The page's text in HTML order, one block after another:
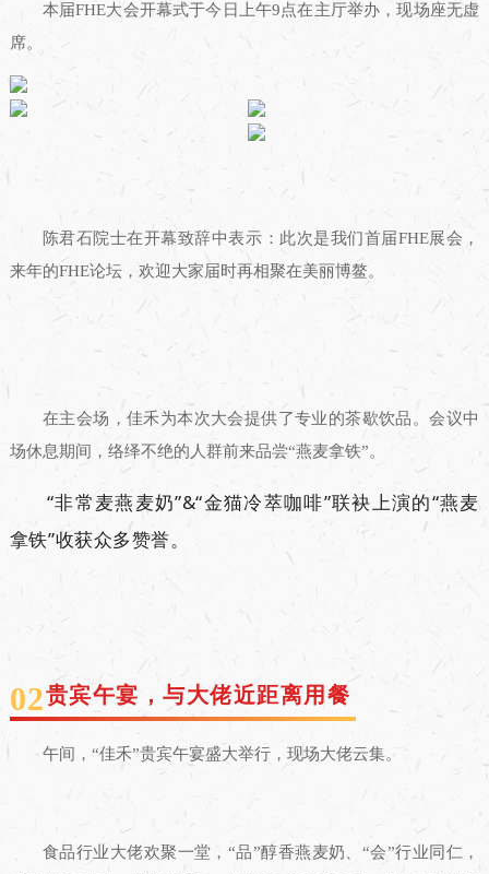
本届FHE大会开幕式于今日上午9点在主厅举办，现场座无虚
席。
陈君石院士在开幕致辞中表示：此次是我们首届FHE展会，
来年的FHE论坛，欢迎大家届时再相聚在美丽博鳌。
在主会场，佳禾为本次大会提供了专业的茶歇饮品。会议中
场休息期间，络绎不绝的人群前来品尝“燕麦拿铁”。
“非常麦燕麦奶”&“金猫冷萃咖啡”联袂上演的“燕麦
拿铁”收获众多赞誉。
02贵宾午宴，与大佬近距离用餐
午间，“佳禾”贵宾午宴盛大举行，现场大佬云集。
食品行业大佬欢聚一堂，“品”醇香燕麦奶、“会”行业同仁，